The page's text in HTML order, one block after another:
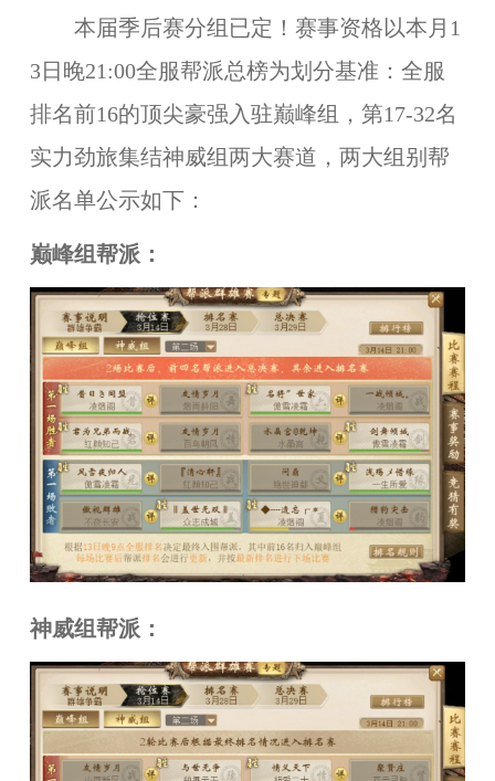
本届季后赛分组已定！赛事资格以本月1
3日晚21:00全服帮派总榜为划分基准：全服
排名前16的顶尖豪强入驻巅峰组 ， 第17-32名
实力劲旅集结神威组两大赛道 ， 两大组别帮
派名单公示如下：
巅峰组帮派：
神威组帮派：